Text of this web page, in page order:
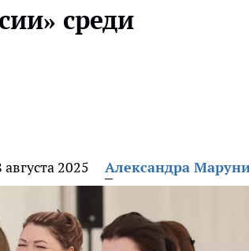
среди
августа 2025 Александра